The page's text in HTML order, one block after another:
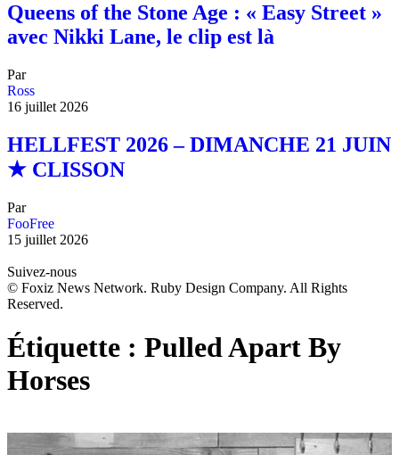
Queens of the Stone Age : « Easy Street »
avec Nikki Lane, le clip est là
Par
Ross
16 juillet 2026
HELLFEST 2026 – DIMANCHE 21 JUIN
★ CLISSON
Par
FooFree
15 juillet 2026
Suivez-nous
© Foxiz News Network. Ruby Design Company. All Rights
Reserved.
Étiquette : Pulled Apart By
Horses